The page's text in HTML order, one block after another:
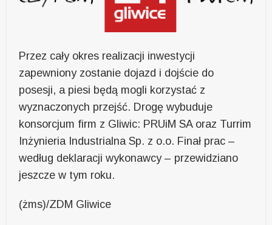
Przez cały okres realizacji inwestycji
zapewniony zostanie dojazd i dojście do
posesji, a piesi będą mogli korzystać z
wyznaczonych przejść. Drogę wybuduje
konsorcjum firm z Gliwic: PRUiM SA oraz Turrim
Inżynieria Industrialna Sp. z o.o. Finał prac –
według deklaracji wykonawcy – przewidziano
jeszcze w tym roku.
(żms)/ZDM Gliwice